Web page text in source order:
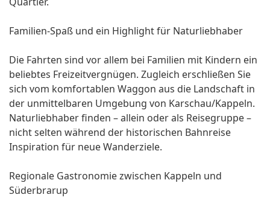
Familien-Spaß und ein Highlight für Naturliebhaber
Die Fahrten sind vor allem bei Familien mit Kindern ein
beliebtes Freizeitvergnügen. Zugleich erschließen Sie
sich vom komfortablen Waggon aus die Landschaft in
der unmittelbaren Umgebung von Karschau/Kappeln.
Naturliebhaber finden – allein oder als Reisegruppe –
nicht selten während der historischen Bahnreise
Inspiration für neue Wanderziele.
Regionale Gastronomie zwischen Kappeln und
Süderbrarup